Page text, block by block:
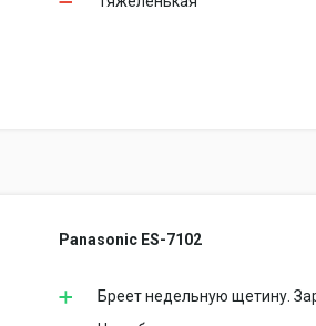
Panasonic ES-7102
Бреет недельную щетину.